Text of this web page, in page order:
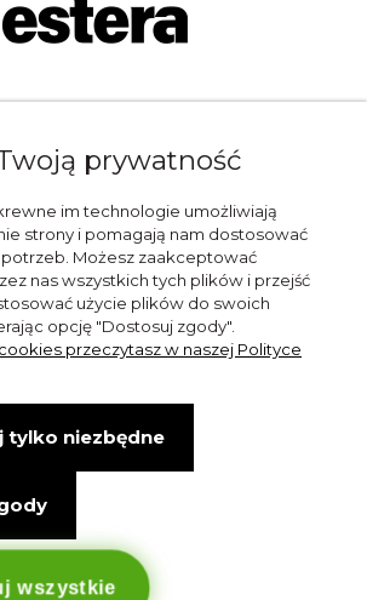
+48 785 709 330
ESTERA
Otolice 68
99-400 Łowicz
Wskazówki dojazdu
NIP: 8341003819
Estera. Wszelkie prawa zastrzeżone.
byDigitalCraft Solutions
prywatność
im technologie umożliwiają
strony i pomagają nam dostosować
Możesz zaakceptować
nas wszystkich tych plików i przejść
użycie plików do swoich
opcję "Dostosuj zgody".
przeczytasz w naszej Polityce
tylko niezbędne
wszystkie